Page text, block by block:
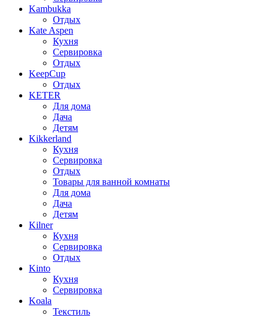
Kambukka
Отдых
Kate Aspen
Кухня
Сервировка
Отдых
KeepCup
Отдых
KETER
Для дома
Дача
Детям
Kikkerland
Кухня
Сервировка
Отдых
Товары для ванной комнаты
Для дома
Дача
Детям
Kilner
Кухня
Сервировка
Отдых
Kinto
Кухня
Сервировка
Koala
Текстиль